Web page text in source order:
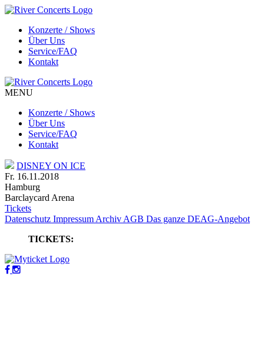
Konzerte / Shows
Über Uns
Service/FAQ
Kontakt
MENU
Konzerte / Shows
Über Uns
Service/FAQ
Kontakt
DISNEY ON ICE
Fr. 16.11.2018
Hamburg
Barclaycard Arena
Tickets
Datenschutz Impressum Archiv AGB Das ganze DEAG-Angebot
TICKETS: